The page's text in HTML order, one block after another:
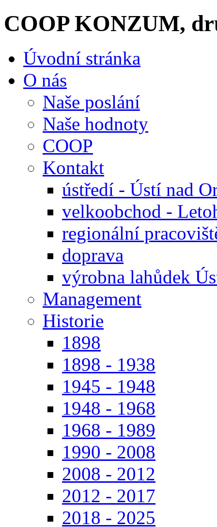
COOP KONZUM,
Úvodní stránka
O nás
Naše poslání
Naše hodnoty
COOP
Kontakt
ústředí - Ústí nad
velkoobchod -
regionální
doprava
výrobna lahůdek
Management
Historie
1898
1898 - 1938
1945 - 1948
1948 - 1968
1968 - 1989
1990 - 2008
2008 - 2012
2012 - 2017
2018 - 2025